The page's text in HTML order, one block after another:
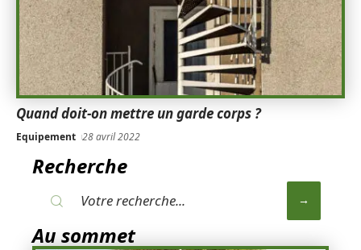
Quand doit-on mettre un garde corps ?
Equipement 28 avril 2022
Recherche
Au sommet